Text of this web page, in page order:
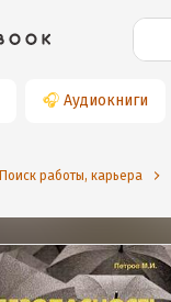
🎧 Аудиокниги
Поиск работы, карьера